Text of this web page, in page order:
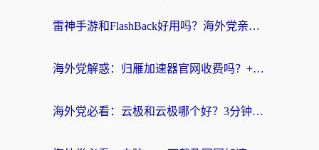
雷神手游和FlashBack好用吗？海外党亲测指南，避开破解版坑轻松访问国内资源
海外党解惑：归雁加速器官网收费吗？+3个回国加速问题的真实答案
海外党必看：云极和云极哪个好？3分钟选对回国加速器，无缝访问国内资源